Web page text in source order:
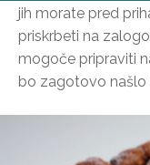
jih morate pred
priskrbeti na
mogoče pripraviti
bo zagotovo našlo